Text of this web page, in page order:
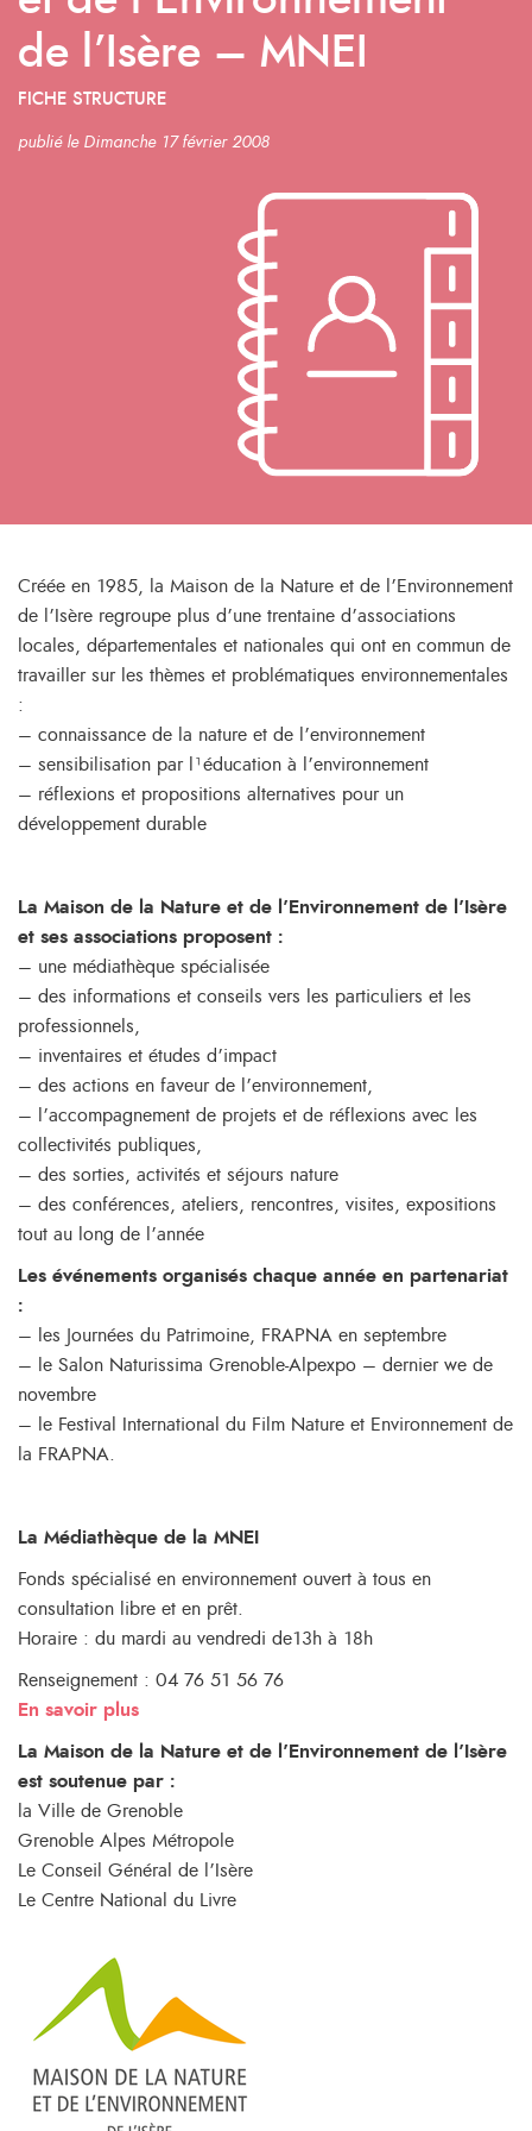
de l’Isère – MNEI
FICHE STRUCTURE
publié le Dimanche 17 février 2008
Créée en 1985, la Maison de la Nature et de l’Environnement
de l’Isère regroupe plus d’une trentaine d’associations
locales, départementales et nationales qui ont en commun de
travailler sur les thèmes et problématiques environnementales
:
– connaissance de la nature et de l’environnement
– sensibilisation par l¹éducation à l’environnement
– réflexions et propositions alternatives pour un
développement durable
La Maison de la Nature et de l’Environnement de l’Isère
et ses associations proposent :
– une médiathèque spécialisée
– des informations et conseils vers les particuliers et les
professionnels,
– inventaires et études d’impact
– des actions en faveur de l’environnement,
– l’accompagnement de projets et de réflexions avec les
collectivités publiques,
– des sorties, activités et séjours nature
– des conférences, ateliers, rencontres, visites, expositions
tout au long de l’année
Les événements organisés chaque année en partenariat
:
– les Journées du Patrimoine, FRAPNA en septembre
– le Salon Naturissima Grenoble-Alpexpo – dernier we de
novembre
– le Festival International du Film Nature et Environnement de
la FRAPNA.
La Médiathèque de la MNEI
Fonds spécialisé en environnement ouvert à tous en
consultation libre et en prêt.
Horaire : du mardi au vendredi de13h à 18h
Renseignement : 04 76 51 56 76
En savoir plus
La Maison de la Nature et de l’Environnement de l’Isère
est soutenue par :
la Ville de Grenoble
Grenoble Alpes Métropole
Le Conseil Général de l’Isère
Le Centre National du Livre